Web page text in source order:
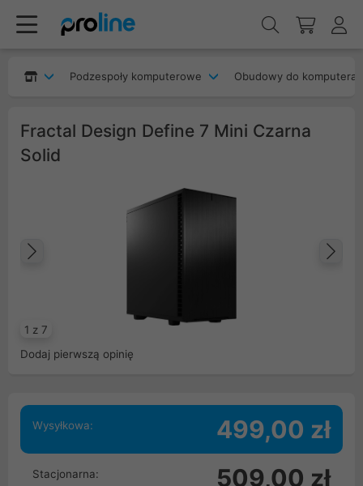
Podzespoły komputerowe Obudowy do komputera
Fractal Design Define 7 Mini Czarna
Solid
1 z 7
Dodaj pierwszą opinię
Wysyłkowa: 499,00 zł
Stacjonarna: 509,00 zł